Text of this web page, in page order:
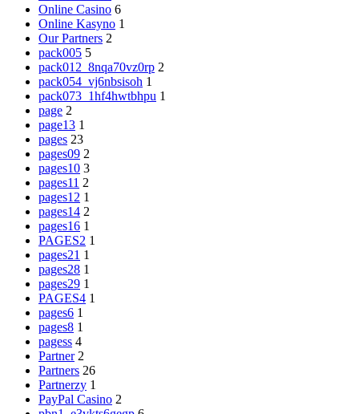
Online Casino 6
Online Kasyno 1
Our Partners 2
pack005 5
pack012_8nqa70vz0rp 2
pack054_vj6nbsisoh 1
pack073_1hf4hwtbhpu 1
page 2
page13 1
pages 23
pages09 2
pages10 3
pages11 2
pages12 1
pages14 2
pages16 1
PAGES2 1
pages21 1
pages28 1
pages29 1
PAGES4 1
pages6 1
pages8 1
pagess 4
Partner 2
Partners 26
Partnerzy 1
PayPal Casino 2